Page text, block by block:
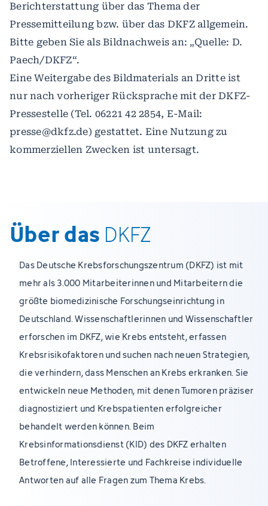
Berichterstattung über das Thema der
Pressemitteilung bzw. über das DKFZ allgemein.
Bitte geben Sie als Bildnachweis an: „Quelle: D.
Paech/DKFZ“.
Eine Weitergabe des Bildmaterials an Dritte ist
nur nach vorheriger Rücksprache mit der DKFZ-
Pressestelle (Tel. 06221 42 2854, E-Mail:
presse@dkfz.de) gestattet. Eine Nutzung zu
kommerziellen Zwecken ist untersagt.
Über das DKFZ
Das Deutsche Krebsforschungszentrum (DKFZ) ist mit
mehr als 3.000 Mitarbeiterinnen und Mitarbeitern die
größte biomedizinische Forschungseinrichtung in
Deutschland. Wissenschaftlerinnen und Wissenschaftler
erforschen im DKFZ, wie Krebs entsteht, erfassen
Krebsrisikofaktoren und suchen nach neuen Strategien,
die verhindern, dass Menschen an Krebs erkranken. Sie
entwickeln neue Methoden, mit denen Tumoren präziser
diagnostiziert und Krebspatienten erfolgreicher
behandelt werden können. Beim
Krebsinformationsdienst (KID) des DKFZ erhalten
Betroffene, Interessierte und Fachkreise individuelle
Antworten auf alle Fragen zum Thema Krebs.